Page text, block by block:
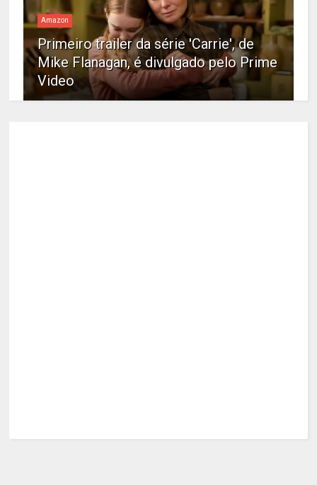
Amazon
Primeiro trailer da série 'Carrie', de
Mike Flanagan, é divulgado pelo Prime
Video